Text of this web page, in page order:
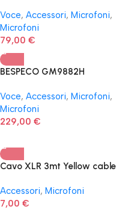
Voce, Accessori, Microfoni,
Microfoni
79,00 €
BESPECO GM9882H
Voce, Accessori, Microfoni,
Microfoni
229,00 €
Cavo XLR 3mt Yellow cable
Accessori, Microfoni
7,00 €